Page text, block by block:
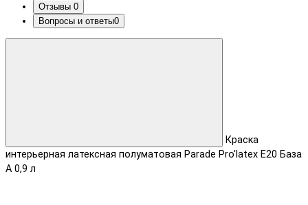
Отзывы 0
Вопросы и ответы0
Краска
интерьерная латексная полуматовая Parade Pro'latex Е20 База
А 0,9 л